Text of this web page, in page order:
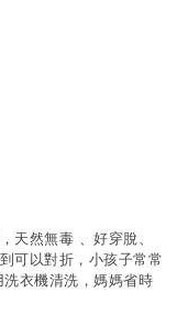
天然無毒 、好穿脫、
可以對折，小孩子常常
衣機清洗，媽媽省時